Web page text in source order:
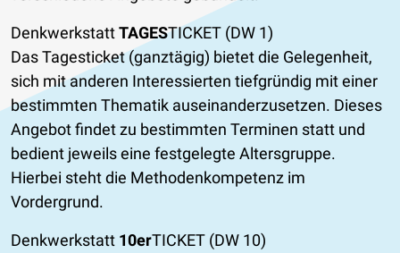
DenkwerkstattTAGESTICKET (DW 1)
Das Tagesticket (ganztägig) bietet die Gelegenheit,
sich mit anderen Interessierten tiefgründig mit einer
bestimmten Thematik auseinanderzusetzen. Dieses
Angebot findet zu bestimmten Terminen statt und
bedient jeweils eine festgelegte Altersgruppe.
Hierbei steht die Methodenkompetenz im
Vordergrund.
Denkwerkstatt 10erTICKET (DW 10)